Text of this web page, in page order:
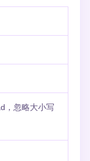
，忽略大小写